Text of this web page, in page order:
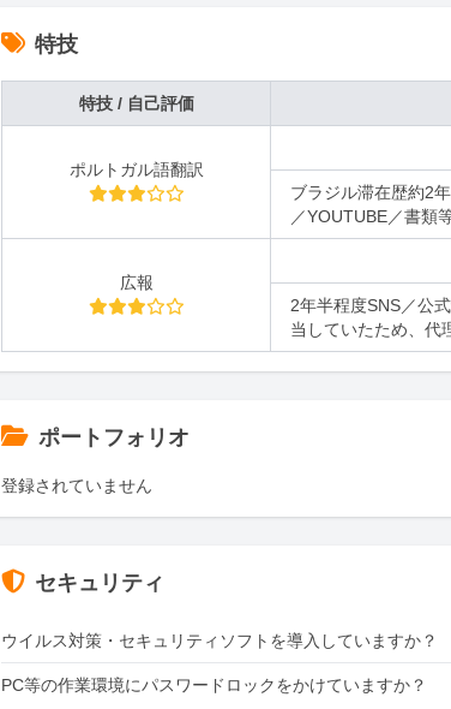
特技
特技 / 自己評価
ポルトガル語翻訳
ブラジル滞在歴約2
／YOUTUBE／書類等
広報
2年半程度SNS／公
当していたため、代
ポートフォリオ
登録されていません
セキュリティ
ウイルス対策・セキュリティソフトを導入していますか？
PC等の作業環境にパスワードロックをかけていますか？